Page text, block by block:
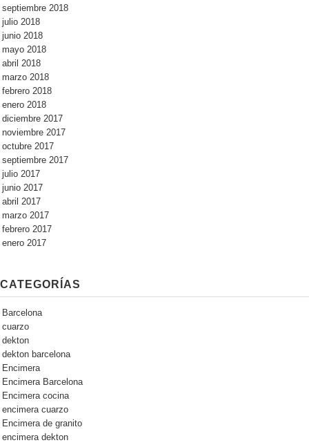
septiembre 2018
julio 2018
junio 2018
mayo 2018
abril 2018
marzo 2018
febrero 2018
enero 2018
diciembre 2017
noviembre 2017
octubre 2017
septiembre 2017
julio 2017
junio 2017
abril 2017
marzo 2017
febrero 2017
enero 2017
CATEGORÍAS
Barcelona
cuarzo
dekton
dekton barcelona
Encimera
Encimera Barcelona
Encimera cocina
encimera cuarzo
Encimera de granito
encimera dekton